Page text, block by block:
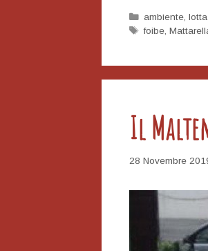
del
di
Categorie
ambiente,
Tag
foibe,
Il
28 Novembre